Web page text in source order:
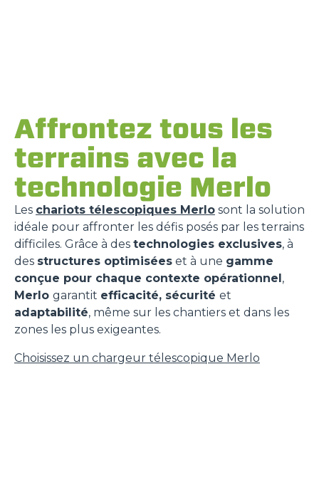
Affrontez tous les
terrains avec la
technologie Merlo
Les chariots télescopiques Merlo sont la solution
idéale pour affronter les défis posés par les terrains
difficiles. Grâce à des technologies exclusives, à
des structures optimisées et à une gamme
conçue pour chaque contexte opérationnel,
Merlo garantit efficacité, sécurité et
adaptabilité, même sur les chantiers et dans les
zones les plus exigeantes.
Choisissez un chargeur télescopique Merlo